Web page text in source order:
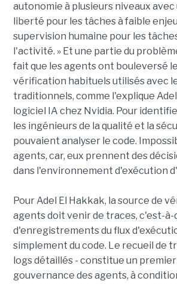
autonomie à plusieurs niveaux avec
liberté pour les tâches à faible
supervision humaine pour les
l'activité. » Et une partie du
fait que les agents ont bouleversé
vérification habituels utilisés avec
traditionnels, comme l'explique Adel
logiciel IA chez Nvidia. Pour
les ingénieurs de la qualité et la
pouvaient analyser le code.
agents, car, eux prennent des
dans l'environnement d'exécution
Pour Adel El Hakkak, la source de
agents doit venir de traces, c'est-à-
d'enregistrements du flux
simplement du code. Le recueil de
logs détaillés - constitue un premier
gouvernance des agents, à